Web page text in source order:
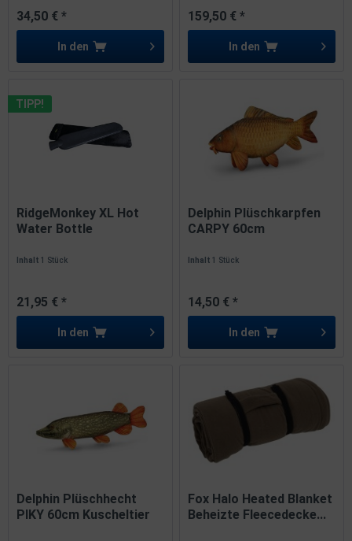
34,50 € *
In den
159,50 € *
In den
TIPP!
RidgeMonkey XL Hot
Water Bottle
Inhalt1 Stück
21,95 € *
In den
Delphin Plüschkarpfen
CARPY 60cm
Inhalt1 Stück
14,50 € *
In den
Delphin Plüschhecht
PIKY 60cm Kuscheltier
Fox Halo Heated Blanket
Beheizte Fleecedecke...